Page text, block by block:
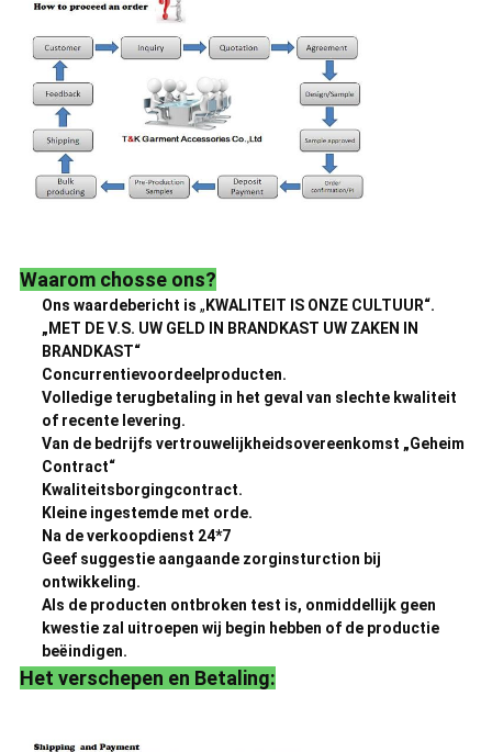
Waarom chosse ons?
Ons waardebericht is „ KWALITEIT IS ONZE CULTUUR“.
„MET DE V.S. UW GELD IN BRANDKAST UW ZAKEN IN
BRANDKAST“
Concurrentievoordeelproducten.
Volledige terugbetaling in het geval van slechte kwaliteit
of recente levering.
Van de bedrijfs vertrouwelijkheidsovereenkomst „Geheim
Contract“
Kwaliteitsborgingcontract.
Kleine ingestemde met orde.
Na de verkoopdienst 24*7
Geef suggestie aangaande zorginsturction bij
ontwikkeling.
Als de producten ontbroken test is, onmiddellijk geen
kwestie zal uitroepen wij begin hebben of de productie
beëindigen.
Het verschepen en Betaling: